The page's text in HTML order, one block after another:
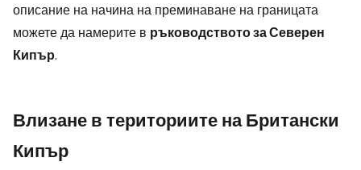
описание на начина на преминаване на границата
можете да намерите в ръководството за Северен
Кипър.
Влизане в териториите на Британски
Кипър